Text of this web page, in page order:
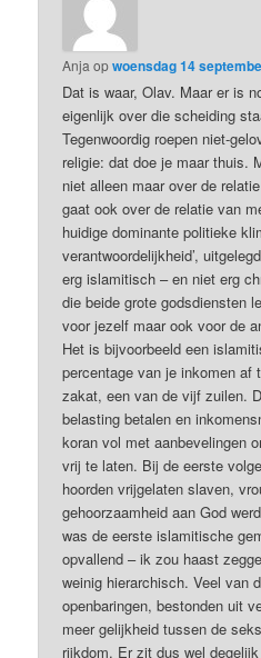
Anja opwoensdag 14
Dat is waar, Olav. Maar er is
eigenlijk over die scheiding
Tegenwoordig roepen niet-
religie: dat doe je maar thuis.
niet alleen maar over de
gaat ook over de relatie van
huidige dominante politieke
verantwoordelijkheid’,
erg islamitisch – en niet erg
die beide grote godsdiensten
voor jezelf maar ook voor de
Het is bijvoorbeeld een
percentage van je inkomen af
zakat, een van de vijf zuilen.
belasting betalen en
koran vol met aanbevelingen
vrij te laten. Bij de eerste
hoorden vrijgelaten slaven,
gehoorzaamheid aan God
was de eerste islamitische
opvallend – ik zou haast
weinig hierarchisch. Veel van
openbaringen, bestonden uit
meer gelijkheid tussen de
rijkdom. Er zit dus wel